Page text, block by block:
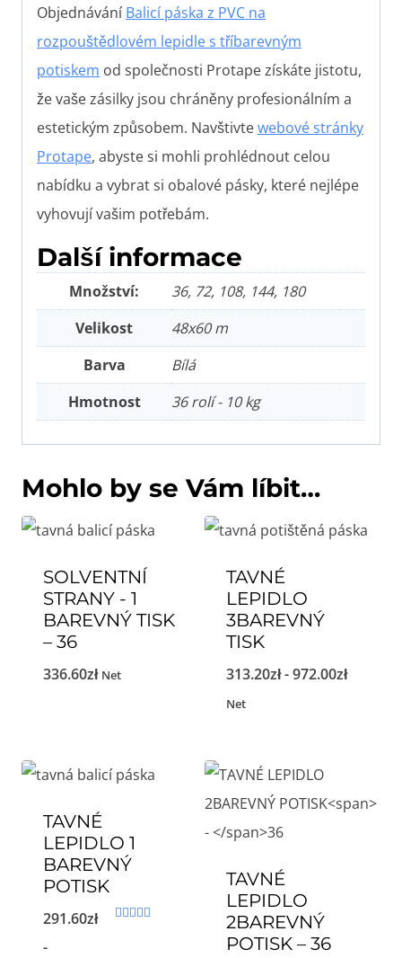
Objednávání Balicí páska z PVC na
rozpouštědlovém lepidle s tříbarevným
potiskem od společnosti Protape získáte jistotu,
že vaše zásilky jsou chráněny profesionálním a
estetickým způsobem. Navštivtewebové stránky
Protape, abyste si mohli prohlédnout celou
nabídku a vybrat si obalové pásky, které nejlépe
vyhovují vašim potřebám.
Další informace
Množství:
36, 72, 108, 144, 180
Velikost
48x60 m
Barva
Bílá
Hmotnost
36 rolí - 10 kg
Mohlo by se Vám líbit…
SOLVENTNÍ
STRANY - 1
BAREVNÝ TISK
– 36
336.60zł Net
TAVNÉ
LEPIDLO
3BAREVNÝ
TISK
313.20zł-972.00złCenové
Net
TAVNÉ
LEPIDLO 1
BAREVNÝ
POTISK
291.60zł
-
TAVNÉ
LEPIDLO
2BAREVNÝ
POTISK – 36